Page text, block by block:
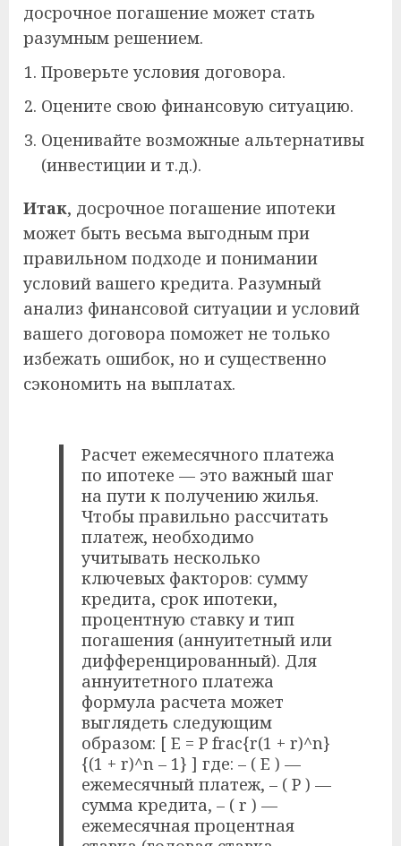
досрочное погашение может стать
разумным решением.
Проверьте условия договора.
Оцените свою финансовую ситуацию.
Оценивайте возможные альтернативы
(инвестиции и т.д.).
Итак, досрочное погашение ипотеки
может быть весьма выгодным при
правильном подходе и понимании
условий вашего кредита. Разумный
анализ финансовой ситуации и условий
вашего договора поможет не только
избежать ошибок, но и существенно
сэкономить на выплатах.
Расчет ежемесячного платежа
по ипотеке — это важный шаг
на пути к получению жилья.
Чтобы правильно рассчитать
платеж, необходимо
учитывать несколько
ключевых факторов: сумму
кредита, срок ипотеки,
процентную ставку и тип
погашения (аннуитетный или
дифференцированный). Для
аннуитетного платежа
формула расчета может
выглядеть следующим
образом: [ E = P frac{r(1 + r)^n}
{(1 + r)^n – 1} ] где: – ( E ) —
ежемесячный платеж, – ( P ) —
сумма кредита, – ( r ) —
ежемесячная процентная